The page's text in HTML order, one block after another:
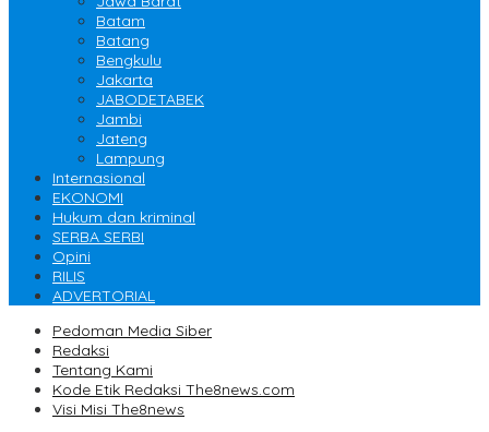
Batam
Batang
Bengkulu
Jakarta
JABODETABEK
Jambi
Jateng
Lampung
Internasional
EKONOMI
Hukum dan kriminal
SERBA SERBI
Opini
RILIS
ADVERTORIAL
Pedoman Media Siber
Redaksi
Tentang Kami
Kode Etik Redaksi The8news.com
Visi Misi The8news